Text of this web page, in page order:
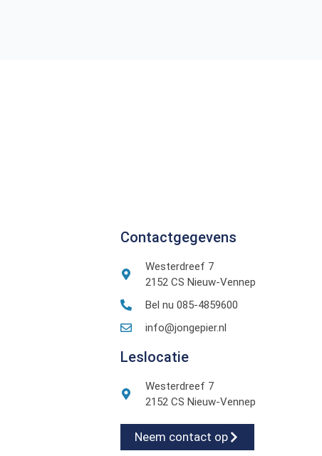
Contactgegevens
Westerdreef 7
2152 CS Nieuw-Vennep
Bel nu 085-4859600
info@jongepier.nl
Leslocatie
Westerdreef 7
2152 CS Nieuw-Vennep
Neem contact op